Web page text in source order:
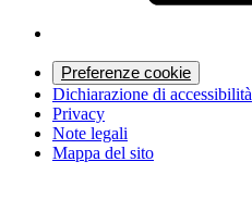
Preferenze cookie
Dichiarazione di accessibilità
Privacy
Note legali
Mappa del sito